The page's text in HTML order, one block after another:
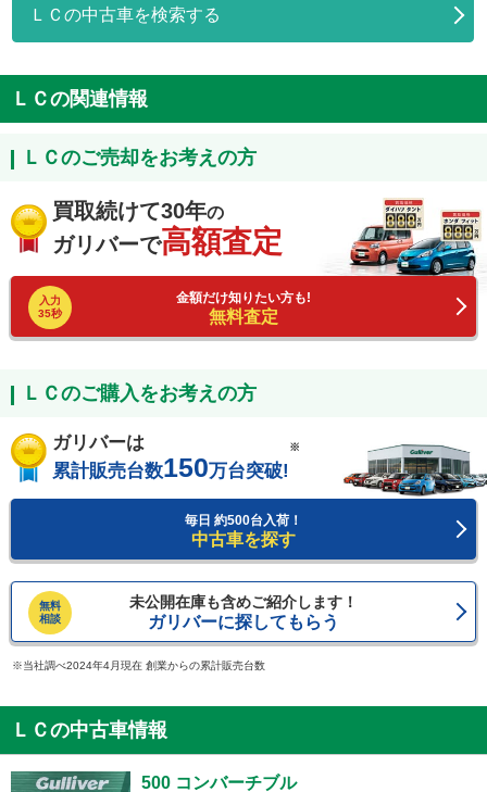
ＬＣの中古車を検索する
ＬＣの関連情報
ＬＣのご売却をお考えの方
買取続けて30年の
ガリバーで高額査定
入力
35秒
金額だけ知りたい方も!
無料査定
ＬＣのご購入をお考えの方
ガリバーは
累計販売台数150万台突破!
※
毎日 約500台入荷！
中古車を探す
無料
相談
未公開在庫も含めご紹介します！
ガリバーに探してもらう
当社調べ2024年4月現在 創業からの累計販売台数
ＬＣの中古車情報
500 コンバーチブル